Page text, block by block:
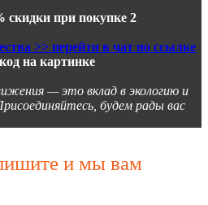
скидки при покупке 2
>> перейти в чат по ссылке
на картинке
— это вклад в экологию и
будем рады вас
и мы вам